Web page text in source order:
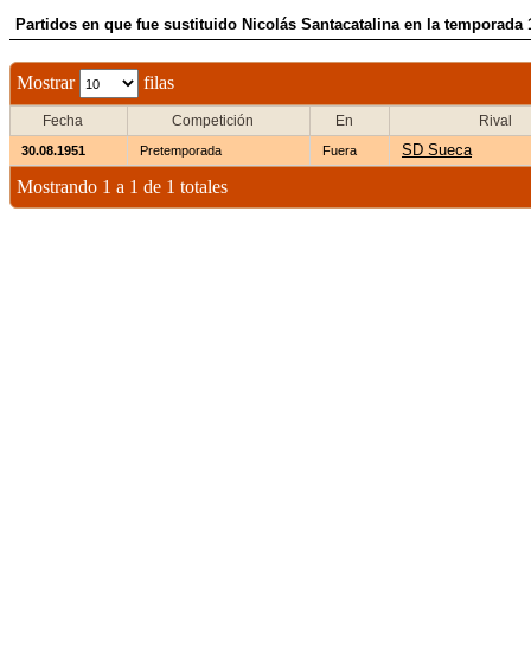
Partidos en que fue sustituido Nicolás Santacatalina en la temporada
Mostrar filas
Fecha Competición En Rival
30.08.1951 Pretemporada Fuera SD Sueca
Mostrando 1 a 1 de 1 totales